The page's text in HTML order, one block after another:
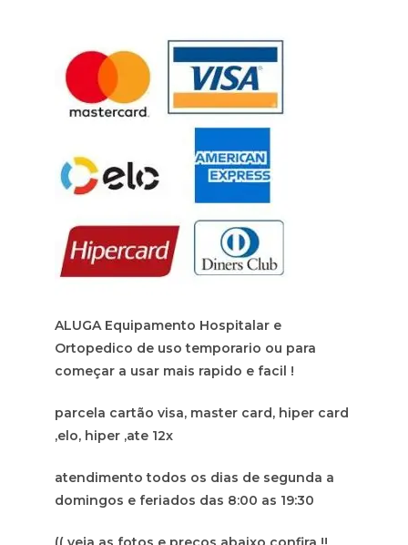
ALUGA Equipamento Hospitalar e
Ortopedico de uso temporario ou para
começar a usar mais rapido e facil !
parcela cartão visa, master card, hiper card
,elo, hiper ,ate 12x
atendimento todos os dias de segunda a
domingos e feriados das 8:00 as 19:30